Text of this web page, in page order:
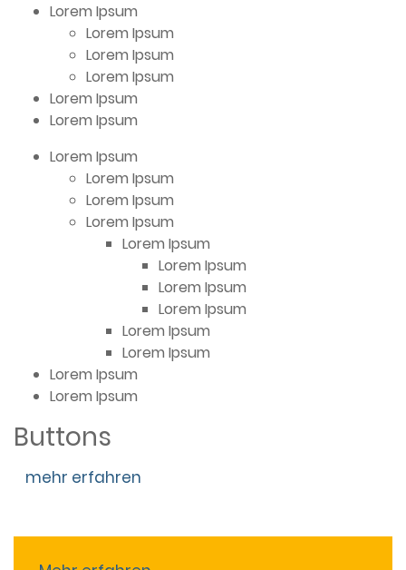
Lorem Ipsum
Lorem Ipsum
Lorem Ipsum
Lorem Ipsum
Lorem Ipsum
Lorem Ipsum
Lorem Ipsum
Lorem Ipsum
Lorem Ipsum
Lorem Ipsum
Lorem Ipsum
Lorem Ipsum
Lorem Ipsum
Lorem Ipsum
Lorem Ipsum
Lorem Ipsum
Lorem Ipsum
Lorem Ipsum
Buttons
mehr erfahren